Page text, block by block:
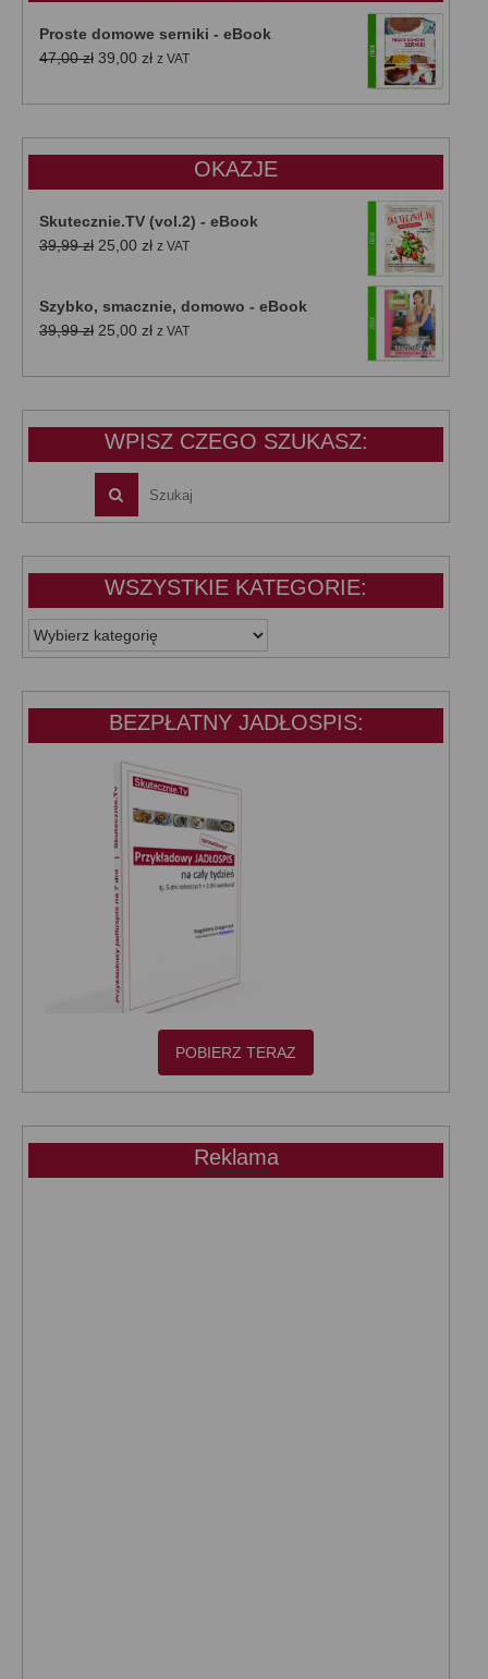
Proste domowe serniki - eBook
47,00zł Pierwotna
wynosiła:
39,00 złAktualna
wynosi:
z VAT
OKAZJE
Skutecznie.TV (vol.2) - eBook
39,99zł Pierwotna
39,99 zł.
25,00 złAktualna
25,00 zł.
z VAT
Szybko, smacznie, domowo - eBook
39,99zł Pierwotna
wynosiła:
25,00 złAktualna
wynosi:
z VAT
WPISZ CZEGO SZUKASZ:
WSZYSTKIE KATEGORIE:
WSZYSTKIE
KATEGORIE:
BEZPŁATNY JADŁOSPIS:
POBIERZ TERAZ
Reklama